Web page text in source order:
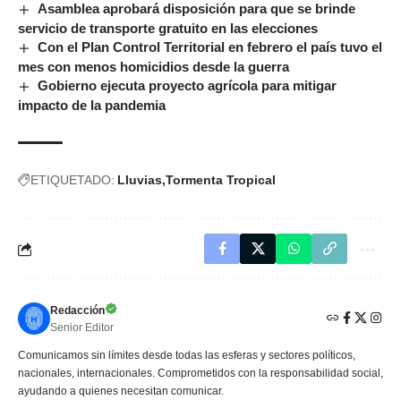
Asamblea aprobará disposición para que se brinde
servicio de transporte gratuito en las elecciones
Con el Plan Control Territorial en febrero el país tuvo el
mes con menos homicidios desde la guerra
Gobierno ejecuta proyecto agrícola para mitigar
impacto de la pandemia
ETIQUETADO: Lluvias Tormenta Tropical
Redacción
Senior Editor
Comunicamos sin límites desde todas las esferas y sectores políticos,
nacionales, internacionales. Comprometidos con la responsabilidad social,
ayudando a quienes necesitan comunicar.